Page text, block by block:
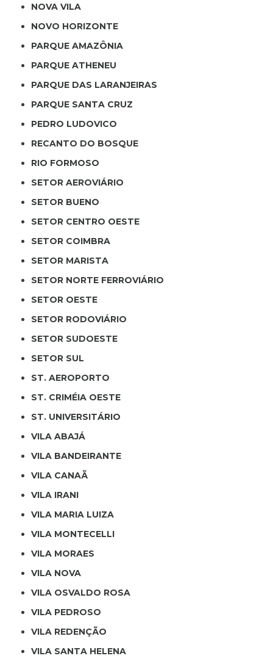
NOVA VILA
NOVO HORIZONTE
PARQUE AMAZÔNIA
PARQUE ATHENEU
PARQUE DAS LARANJEIRAS
PARQUE SANTA CRUZ
PEDRO LUDOVICO
RECANTO DO BOSQUE
RIO FORMOSO
SETOR AEROVIÁRIO
SETOR BUENO
SETOR CENTRO OESTE
SETOR COIMBRA
SETOR MARISTA
SETOR NORTE FERROVIÁRIO
SETOR OESTE
SETOR RODOVIÁRIO
SETOR SUDOESTE
SETOR SUL
ST. AEROPORTO
ST. CRIMÉIA OESTE
ST. UNIVERSITÁRIO
VILA ABAJÁ
VILA BANDEIRANTE
VILA CANAÃ
VILA IRANI
VILA MARIA LUIZA
VILA MONTECELLI
VILA MORAES
VILA NOVA
VILA OSVALDO ROSA
VILA PEDROSO
VILA REDENÇÃO
VILA SANTA HELENA